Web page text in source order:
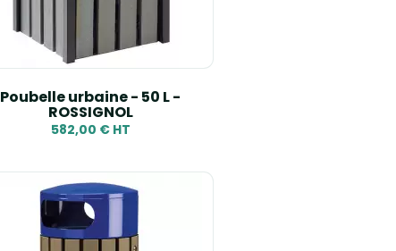
Poubelle urbaine - 50 L -
ROSSIGNOL
582,00 € HT